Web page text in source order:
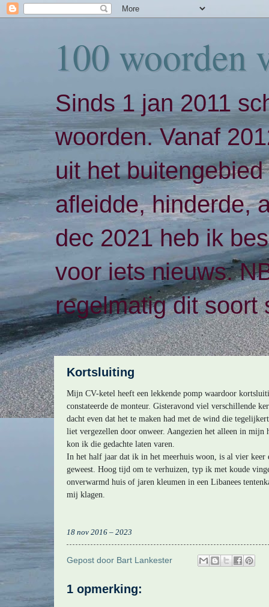
100 woorden
Sinds 1 jan 2011
woorden. Vanaf
uit het
afleidde, hinderde,
dec 2021 heb ik
voor iets nieuws.
regelmatig dit soort
Kortsluiting
Mijn CV-ketel heeft een lekkende pomp waardoor
constateerde de monteur. Gisteravond viel verschillende
dacht even dat het te maken had met de wind die
liet vergezellen door onweer. Aangezien het alleen in mijn
kon ik die gedachte laten varen.
In het half jaar dat ik in het meerhuis woon, is al vier keer
geweest. Hoog tijd om te verhuizen, typ ik met koude
onverwarmd huis of jaren kleumen in een Libanees
mij klagen.
18 nov 2016 – 2023
Gepost door Bart Lankester
1 opmerking: